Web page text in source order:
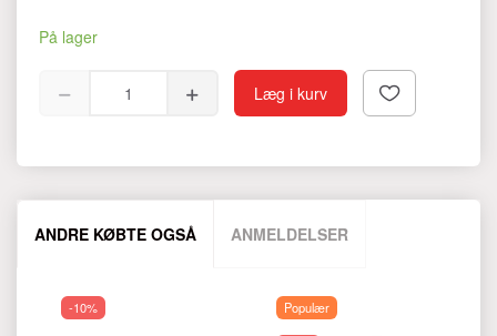
På lager
Læg i kurv
ANDRE KØBTE OGSÅ ANMELDELSER
-10% Populær